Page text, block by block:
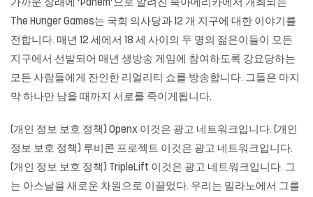
가까운 장래에 ‘Panem’으로 알려진 북아메리카에서 개최되는
The Hunger Games는 국회 의사당과 12 개 지구에 대한 이야기를
전합니다. 매년 12 세에서 18 세 사이의 두 명의 젊은이들이 모든
지구에서 선발되어 매년 생방송 게임에 참여하도록 강요당하는
모든 사람들에게 잔인한 리얼리티 쇼를 방송합니다. 그들은 마지
막 하나만 남을 때까지 서로를 죽이게됩니다.
(개인 정보 보호 정책) Openx 이것은 광고 네트워크입니다. (개인
정보 보호 정책) 루비콘 프로젝트 이것은 광고 네트워크입니다.
(개인 정보 보호 정책) TripleLift 이것은 광고 네트워크입니다. 그
는 아스날을 새로운 차원으로 이끌었다. 우리는 밀라노에서 그를